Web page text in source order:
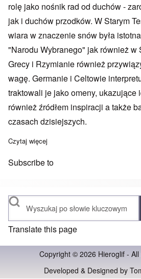
rolę jako nośnik rad od duchów -
jak i duchów przodków. W Starym
wiara w znaczenie snów była
"Narodu Wybranego" jak również w
Grecy i Rzymianie również
wagę. Germanie i Celtowie
traktowali je jako omeny, ukazujące
również źródłem inspiracji a także
czasach dzisiejszych.
Czytaj więcej
Subscribe to
Szukaj
Translate this page
Copyright © 2026 Hieroglif -
Developed & Designed by